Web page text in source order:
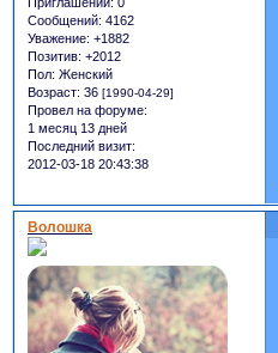
Сообщений: 4162
Уважение: +1882
Позитив: +2012
Пол: Женский
Возраст: 36 [1990-04-29]
Провел на форуме:
1 месяц 13 дней
Последний визит:
2012-03-18 20:43:38
Волошка